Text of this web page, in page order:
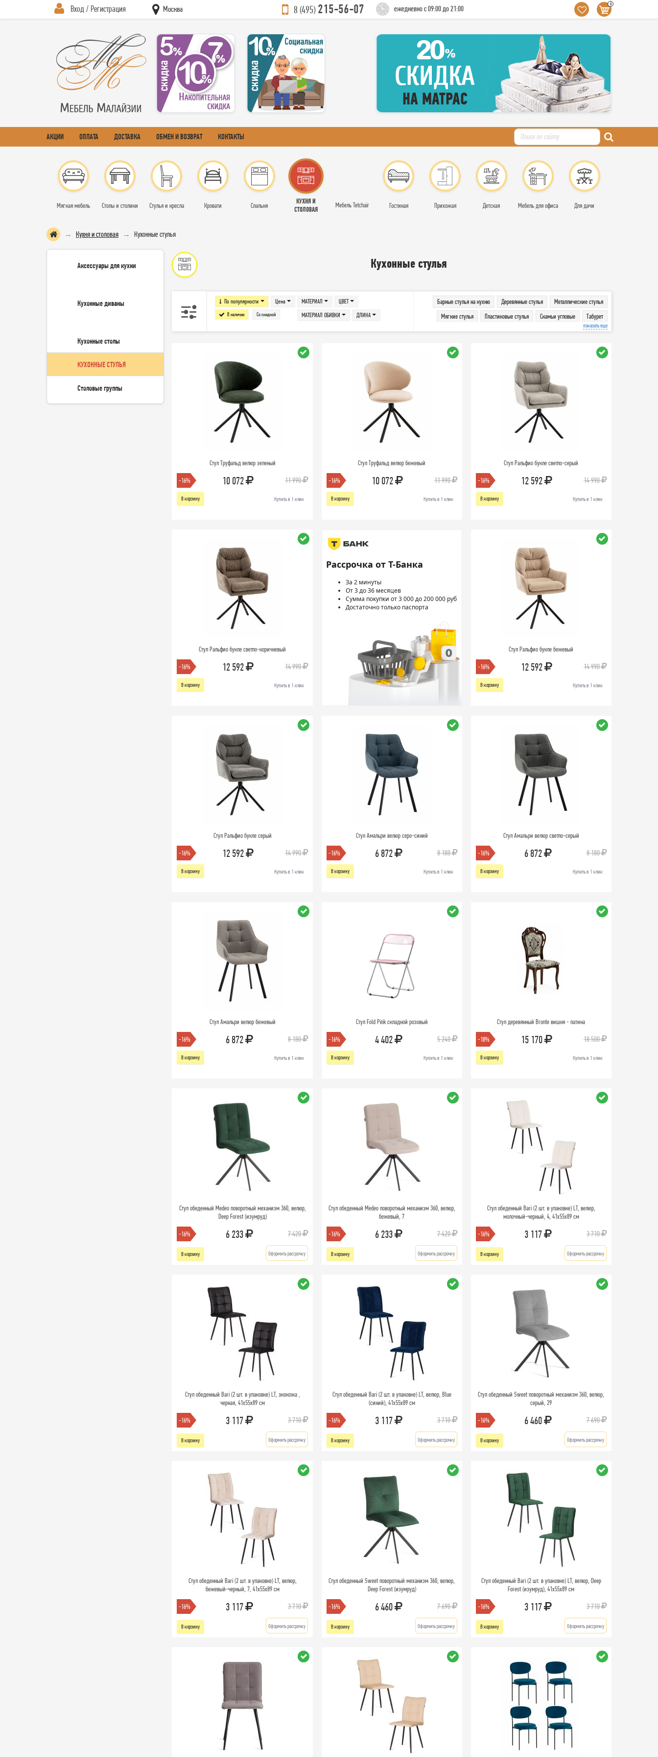
Вход / Регистрация Москва 8 (495)215-56-07 ежедневно с 09:00 до 21:00
0
АКЦИИ ОПЛАТА ДОСТАВКА ОБМЕН И ВОЗВРАТ КОНТАКТЫ
Мягкая мебель Столы и столики Стулья и кресла Кровати Спальня
КУХНЯ И
СТОЛОВАЯ
Мебель Tetchair Гостиная Прихожая Детская Мебель для офиса Для дачи
Кухня и столовая Кухонные стулья
Аксессуары для кухни
Кухонные диваны
Кухонные столы
КУХОННЫЕ СТУЛЬЯ
Столовые группы
Кухонные стулья
По популярности Цена
В наличии Со скидкой
МАТЕРИАЛ
ЦВЕТ
МАТЕРИАЛ ОБИВКИ
ДЛИНА
Барные стулья на кухню Деревянные стулья
Металлические стулья
Мягкие стулья
Пластиковые стулья Скамьи угловые Табурет
показать еще
Стул Труфальд велюр зеленый
-16% 10 072 11 990
В корзину Купить в 1 клик
Стул Труфальд велюр бежевый
-16% 10 072 11 990
В корзину Купить в 1 клик
Стул Ральфио букле светло-серый
-16% 12 592 14 990
В корзину Купить в 1 клик
Стул Ральфио букле светло-коричневый
-16% 12 592 14 990
В корзину Купить в 1 клик
Рассрочка от Т-Банка
За 2 минуты
От 3 до 36 месяцев
Сумма покупки от 3 000 до 200 000 руб
Достаточно только паспорта
Стул Ральфио букле бежевый
-16% 12 592 14 990
В корзину Купить в 1 клик
Стул Ральфио букле серый
-16% 12 592 14 990
В корзину Купить в 1 клик
Стул Амальри велюр серо-синий
-16% 6 872 8 180
В корзину Купить в 1 клик
Стул Амальри велюр светло-серый
-16% 6 872 8 180
В корзину Купить в 1 клик
Стул Амальри велюр бежевый
-16% 6 872 8 180
В корзину Купить в 1 клик
Стул Fold Pink складной розовый
-16% 4 402 5 240
В корзину Купить в 1 клик
Стул деревянный Bronte вишня - патина
-18% 15 170 18 500
В корзину Купить в 1 клик
Стул обеденный Medeo поворотный механизм 360, велюр,
Deep Forest (изумруд)
-16% 6 233 7 420
В корзину Оформить рассрочку
Стул обеденный Medeo поворотный механизм 360, велюр,
бежевый, 7
-16% 6 233 7 420
В корзину Оформить рассрочку
Стул обеденный Bari (2 шт. в упаковке) LT, велюр,
молочный-черный, 4, 41х55х89 см
-16% 3 117 3 710
В корзину Оформить рассрочку
Стул обеденный Bari (2 шт. в упаковке) LT, экокожа ,
черная, 41х55х89 см
-16% 3 117 3 710
В корзину Оформить рассрочку
Стул обеденный Bari (2 шт. в упаковке) LT, велюр, Blue
(синий), 41х55х89 см
-16% 3 117 3 710
В корзину Оформить рассрочку
Стул обеденный Sweet поворотный механизм 360, велюр,
серый, 29
-16% 6 460 7 690
В корзину Оформить рассрочку
Стул обеденный Bari (2 шт. в упаковке) LT, велюр,
бежевый-черный, 7, 41х55х89 см
-16% 3 117 3 710
В корзину Оформить рассрочку
Стул обеденный Sweet поворотный механизм 360, велюр,
Deep Forest (изумруд)
-16% 6 460 7 690
В корзину Оформить рассрочку
Стул обеденный Bari (2 шт. в упаковке) LT, велюр, Deep
Forest (изумруд), 41х55х89 см
-16% 3 117 3 710
В корзину Оформить рассрочку